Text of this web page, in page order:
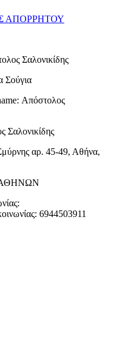
ΑΠΟΡΡΗΤΟΥ
Σαλονικίδης
Σούγια
Απόστολος
Σαλονικίδης
αρ. 45-49, Αθήνα,
ΑΘΗΝΩΝ
6944503911